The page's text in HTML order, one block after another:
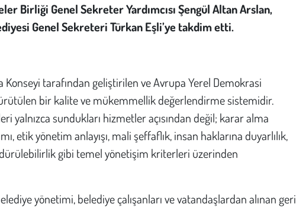
Birliği Genel Sekreter Yardımcısı Şengül Altan Arslan,
Genel Sekreteri Türkan Eşli’ye takdim etti.
Konseyi tarafından geliştirilen ve Avrupa Yerel Demokrasi
bir kalite ve mükemmellik değerlendirme sistemidir.
yalnızca sundukları hizmetler açısından değil; karar alma
etik yönetim anlayışı, mali şeffaflık, insan haklarına duyarlılık,
gibi temel yönetişim kriterleri üzerinden
yönetimi, belediye çalışanları ve vatandaşlardan alınan geri